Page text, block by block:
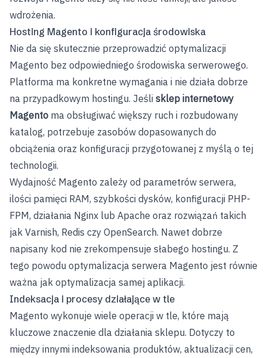
wdrożenia.
Hosting Magento i konfiguracja środowiska
Nie da się skutecznie przeprowadzić optymalizacji
Magento bez odpowiedniego środowiska serwerowego.
Platforma ma konkretne wymagania i nie działa dobrze
na przypadkowym hostingu. Jeśli sklep internetowy
Magento ma obsługiwać większy ruch i rozbudowany
katalog, potrzebuje zasobów dopasowanych do
obciążenia oraz konfiguracji przygotowanej z myślą o tej
technologii.
Wydajność Magento zależy od parametrów serwera,
ilości pamięci RAM, szybkości dysków, konfiguracji PHP-
FPM, działania Nginx lub Apache oraz rozwiązań takich
jak Varnish, Redis czy OpenSearch. Nawet dobrze
napisany kod nie zrekompensuje słabego hostingu. Z
tego powodu optymalizacja serwera Magento jest równie
ważna jak optymalizacja samej aplikacji.
Indeksacja i procesy działające w tle
Magento wykonuje wiele operacji w tle, które mają
kluczowe znaczenie dla działania sklepu. Dotyczy to
między innymi indeksowania produktów, aktualizacji cen,